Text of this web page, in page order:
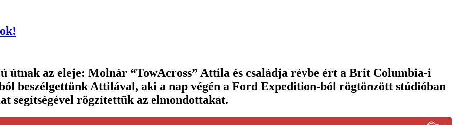
útnak az eleje: Molnár “TowAcross” Attila és családja révbe ért a Brit Columbia-i
beszélgettünk Attilával, aki a nap végén a Ford Expedition-ból rögtönzött stúdióban
segítségével rögzítettük az elmondottakat.